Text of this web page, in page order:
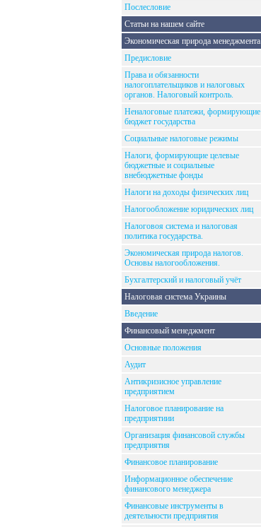
Послесловие
Статьи на нашем сайте
Экономическая природа менеджмента
Предисловие
Права и обязанности
налогоплательщиков и налоговых
органов. Налоговый контроль.
Неналоговые платежи, формирующие
бюджет государства
Социальные налоговые режимы
Налоги, формирующие целевые
бюджетные и социальные
внебюджетные фонды
Налоги на доходы физических лиц
Налогообложение юридических лиц
Налоговоя система и налоговая
политика государства.
Экономическая природа налогов.
Основы налогообложения.
Бухгалтерский и налоговый учёт
Налоговая система Украины
Введение
Финансовый менеджмент
Основные положения
Аудит
Антикризисное управление
предприятием
Налоговое планирование на
предприятиии
Организация финансовой службы
предприятия
Финансовое планирование
Информационное обеспечение
финансового менеджера
Финансовые инструменты в
деятельности предприятия